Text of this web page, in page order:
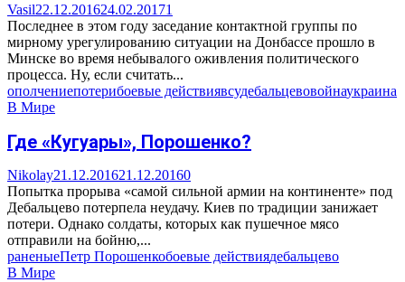
Vasil22.12.201624.02.20171
Последнее в этом году заседание контактной группы по
мирному урегулированию ситуации на Донбассе прошло в
Минске во время небывалого оживления политического
процесса. Ну, если считать...
ополчениепотерибоевые действиявсудебальцевовойнаукраина
В Мире
Где «Кугуары», Порошенко?
Nikolay21.12.201621.12.20160
Попытка прорыва «самой сильной армии на континенте» под
Дебальцево потерпела неудачу. Киев по традиции занижает
потери. Однако солдаты, которых как пушечное мясо
отправили на бойню,...
раненыеПетр Порошенкобоевые действиядебальцево
В Мире